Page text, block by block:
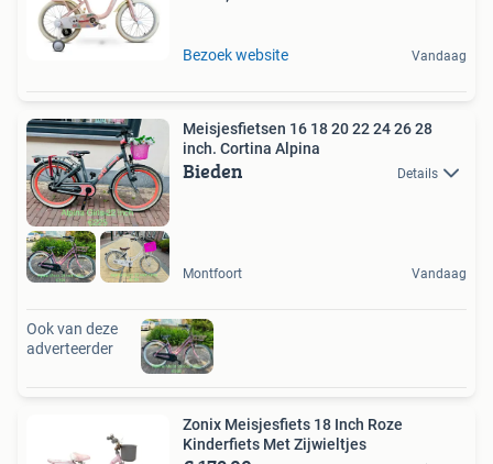
Bezoek website Vandaag
Meisjesfietsen 16 18 20 22 24 26 28
inch. Cortina Alpina
Bieden Details
Montfoort Vandaag
Ook van deze
adverteerder
Zonix Meisjesfiets 18 Inch Roze
Kinderfiets Met Zijwieltjes